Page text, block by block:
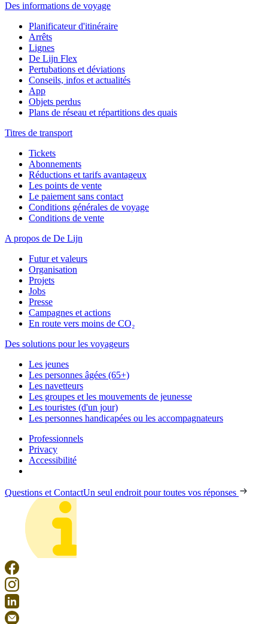
Des informations de voyage
Planificateur d'itinéraire
Arrêts
Lignes
De Lijn Flex
Pertubations et déviations
Conseils, infos et actualités
App
Objets perdus
Plans de réseau et répartitions des quais
Titres de transport
Tickets
Abonnements
Réductions et tarifs avantageux
Les points de vente
Le paiement sans contact
Conditions générales de voyage
Conditions de vente
A propos de De Lijn
Futur et valeurs
Organisation
Projets
Jobs
Presse
Campagnes et actions
En route vers moins de CO₂
Des solutions pour les voyageurs
Les jeunes
Les personnes âgées (65+)
Les navetteurs
Les groupes et les mouvements de jeunesse
Les touristes (d'un jour)
Les personnes handicapées ou les accompagnateurs
Professionnels
Privacy
Accessibilité
Questions et ContactUn seul endroit pour toutes vos réponses